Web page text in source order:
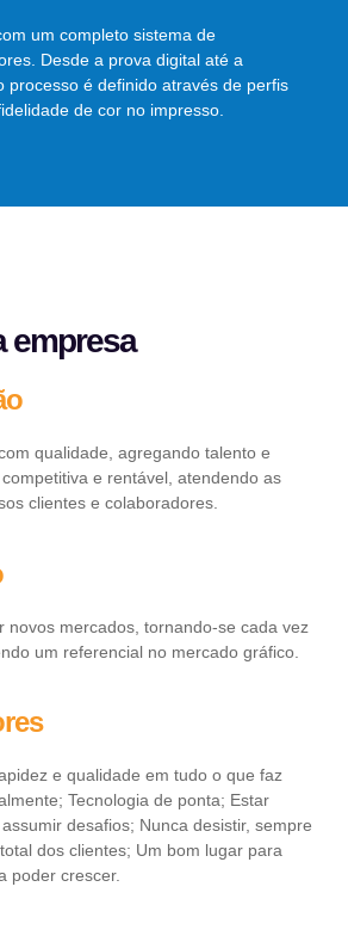
um completo sistema de
Desde a prova digital até a
processo é definido através de perfis
de cor no impresso.
empresa
qualidade, agregando talento e
e rentável, atendendo as
clientes e colaboradores.
novos mercados, tornando-se cada vez
um referencial no mercado gráfico.
e qualidade em tudo o que faz
Tecnologia de ponta; Estar
desafios; Nunca desistir, sempre
dos clientes; Um bom lugar para
poder crescer.